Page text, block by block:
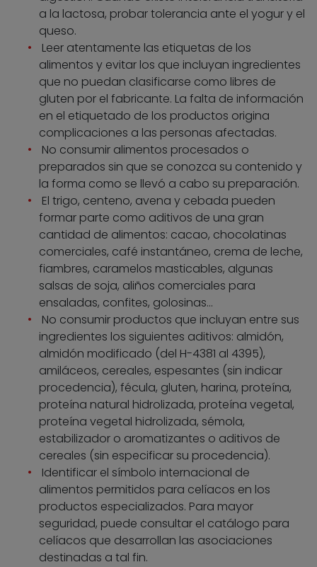
a la lactosa, probar tolerancia ante el yogur y el
queso.
Leer atentamente las etiquetas de los
alimentos y evitar los que incluyan ingredientes
que no puedan clasificarse como libres de
gluten por el fabricante. La falta de información
en el etiquetado de los productos origina
complicaciones a las personas afectadas.
No consumir alimentos procesados o
preparados sin que se conozca su contenido y
la forma como se llevó a cabo su preparación.
El trigo, centeno, avena y cebada pueden
formar parte como aditivos de una gran
cantidad de alimentos: cacao, chocolatinas
comerciales, café instantáneo, crema de leche,
fiambres, caramelos masticables, algunas
salsas de soja, aliños comerciales para
ensaladas, confites, golosinas…
No consumir productos que incluyan entre sus
ingredientes los siguientes aditivos: almidón,
almidón modificado (del H-4381 al 4395),
amiláceos, cereales, espesantes (sin indicar
procedencia), fécula, gluten, harina, proteína,
proteína natural hidrolizada, proteína vegetal,
proteína vegetal hidrolizada, sémola,
estabilizador o aromatizantes o aditivos de
cereales (sin especificar su procedencia).
Identificar el símbolo internacional de
alimentos permitidos para celíacos en los
productos especializados. Para mayor
seguridad, puede consultar el catálogo para
celíacos que desarrollan las asociaciones
destinadas a tal fin.